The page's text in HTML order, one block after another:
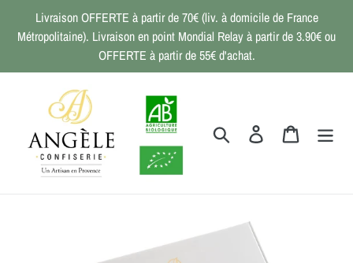
contenu
Livraison OFFERTE à partir de 70€ (liv. à domicile de France
Métropolitaine). Livraison en point Mondial Relay à partir de 3.90€ ou
OFFERTE à partir de 55€ d'achat.
RechercherSe connecter
Panier